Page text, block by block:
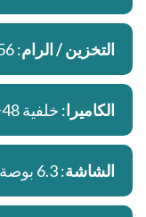
التخزين / الرام: 256 جيجا مع 12 جيجا رام
الكاميرا: خلفية 48+48+48 م.ب / امامية 18 م.ب
الشاشة: 6.3 بوصة بدقة 1206×2622 بكسل بها نوتش